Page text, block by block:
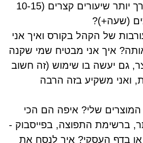
האם הקהל צורך יותר שיעורים קצרים (10-15
(שעה+)?
של הקהל בקורס ואיך אני
איך אני מבטיח שמי שקנה
גם יעשה בו שימוש (זה חשוב
ואני משקיע בזה הרבה
שלי? איפה הם הכי
ברשימת התפוצה, בפייסבוק -
בדף העסקי? איך לנסח את